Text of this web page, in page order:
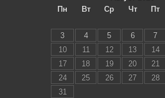
Пн
Вт Ср Чт Пт
3
4 5 6 7
10
11 12 13 14
17
18 19 20 21
24
25 26 27 28
31